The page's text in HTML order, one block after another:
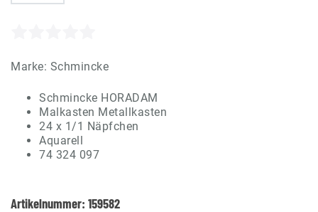
Marke: Schmincke
Schmincke HORADAM
Malkasten Metallkasten
24 x 1/1 Näpfchen
Aquarell
74 324 097
Artikelnummer: 159582